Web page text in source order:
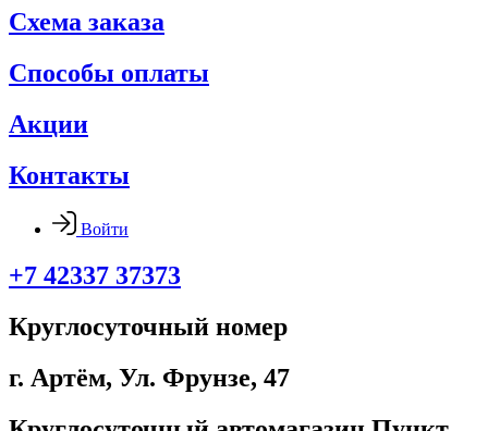
Схема заказа
Способы оплаты
Акции
Контакты
Войти
+7 42337 37373
Круглосуточный номер
г. Артём, ​Ул. Фрунзе, 47